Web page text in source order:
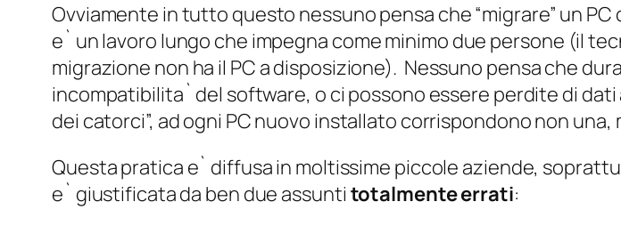
Ovviamente in tutto questo nessuno pensa che “migrare” un
e` un lavoro lungo che impegna come minimo due persone (il
migrazione non ha il PC a disposizione). Nessuno pensa che
incompatibilita` del software, o ci possono essere perdite di
dei catorci”, ad ogni PC nuovo installato corrispondono non
Questa pratica e` diffusa in moltissime piccole aziende,
e` giustificata da ben due assunti totalmente errati: